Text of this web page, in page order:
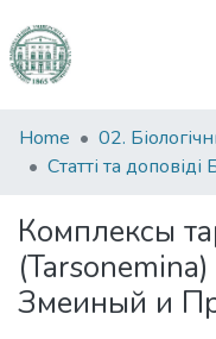
Communities
&
All of DSpace
Statistics
Home
02.
Статті та доповіді
Комплексы
Змеиный и